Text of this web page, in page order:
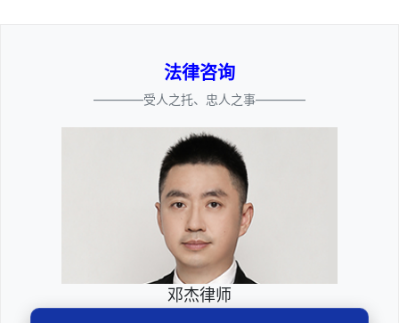
法律咨询
————受人之托、忠人之事————
邓杰律师